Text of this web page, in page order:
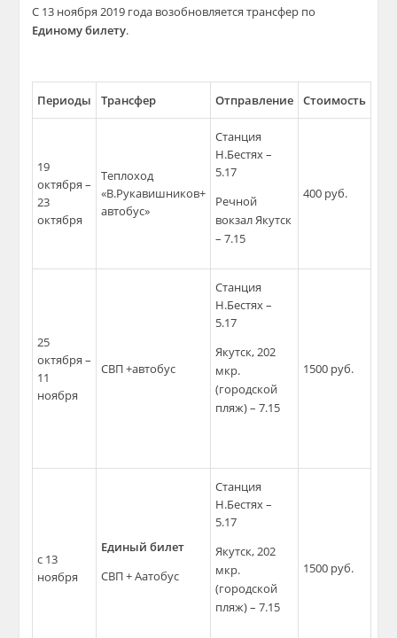
С 13 ноября 2019 года возобновляется трансфер по
Единому билету.
Периоды Трансфер Отправление Стоимость
19
октября –
23
октября
Теплоход
«В.Рукавишников+
автобус»
Станция
Н.Бестях –
5.17
Речной
вокзал Якутск
– 7.15
400 руб.
25
октября –
11
ноября
СВП +автобус
Станция
Н.Бестях –
5.17
Якутск, 202
мкр.
(городской
пляж) – 7.15
1500 руб.
с 13
ноября
Единый билет
СВП + Аатобус
Станция
Н.Бестях –
5.17
Якутск, 202
мкр.
(городской
пляж) – 7.15
1500 руб.